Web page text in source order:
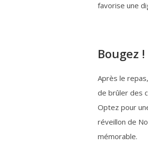
favorise une
Bougez !
Après le
de brûler des
Optez pour
réveillon de
mémorable.